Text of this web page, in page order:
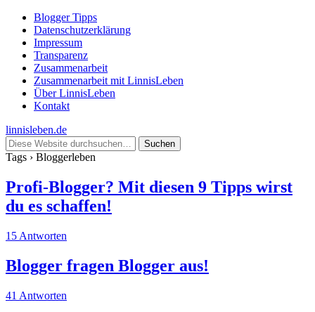
Blogger Tipps
Datenschutzerklärung
Impressum
Transparenz
Zusammenarbeit
Zusammenarbeit mit LinnisLeben
Über LinnisLeben
Kontakt
linnisleben.de
Tags › Bloggerleben
Profi-Blogger? Mit diesen 9 Tipps wirst
du es schaffen!
15 Antworten
Blogger fragen Blogger aus!
41 Antworten